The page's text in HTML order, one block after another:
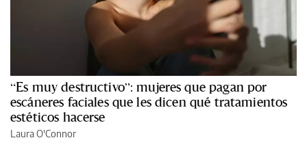
“Es muy destructivo”: mujeres que pagan por
escáneres faciales que les dicen qué tratamientos
estéticos hacerse
Laura O'Connor